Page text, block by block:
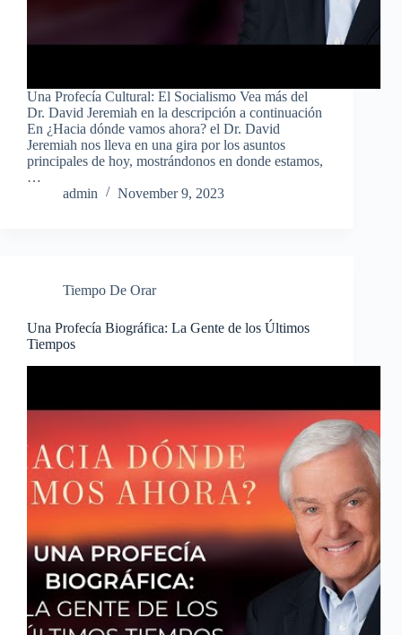
Una Profecía Cultural: El Socialismo Vea más del
Dr. David Jeremiah en la descripción a continuación
En ¿Hacia dónde vamos ahora? el Dr. David
Jeremiah nos lleva en una gira por los asuntos
principales de hoy, mostrándonos en donde estamos,
…
admin
November 9, 2023
Tiempo De Orar
Una Profecía Biográfica: La Gente de los Últimos
Tiempos